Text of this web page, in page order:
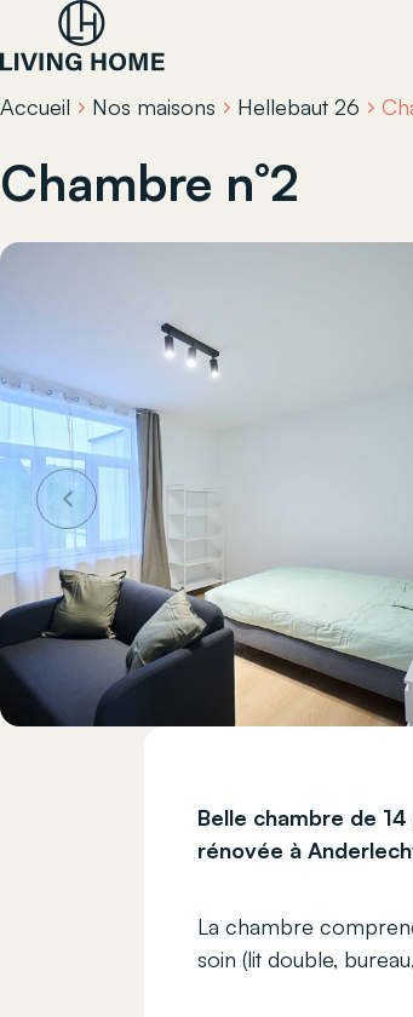
Accueil Nos maisons Hellebaut 26
Chambre n°2
Belle chambre de
rénovée à
La chambre
soin (lit double,